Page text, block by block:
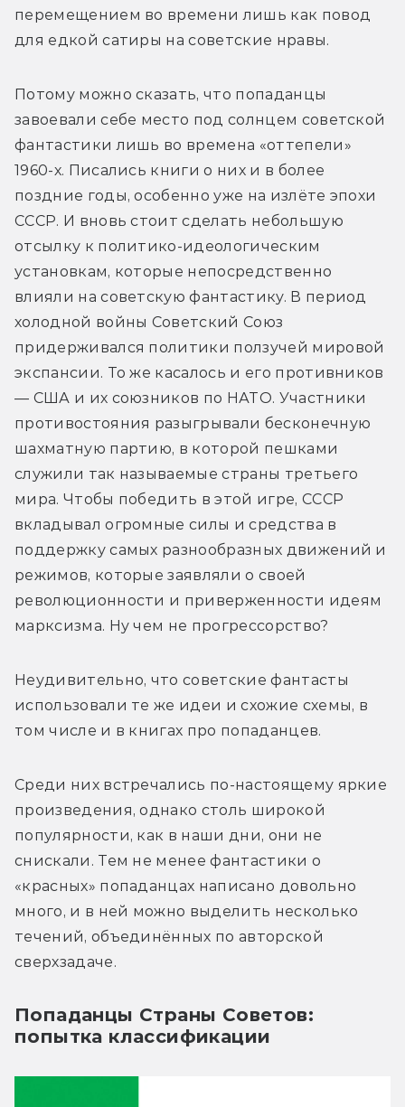
перемещением во времени лишь как повод
для едкой сатиры на советские нравы.
Потому можно сказать, что попаданцы
завоевали себе место под солнцем советской
фантастики лишь во времена «оттепели»
1960-х. Писались книги о них и в более
поздние годы, особенно уже на излёте эпохи
СССР. И вновь стоит сделать небольшую
отсылку к политико-идеологическим
установкам, которые непосредственно
влияли на советскую фантастику. В период
холодной войны Советский Союз
придерживался политики ползучей мировой
экспансии. То же касалось и его противников
— США и их союзников по НАТО. Участники
противостояния разыгрывали бесконечную
шахматную партию, в которой пешками
служили так называемые страны третьего
мира. Чтобы победить в этой игре, СССР
вкладывал огромные силы и средства в
поддержку самых разнообразных движений и
режимов, которые заявляли о своей
революционности и приверженности идеям
марксизма. Ну чем не прогрессорство?
Неудивительно, что советские фантасты
использовали те же идеи и схожие схемы, в
том числе и в книгах про попаданцев.
Среди них встречались по-настоящему яркие
произведения, однако столь широкой
популярности, как в наши дни, они не
снискали. Тем не менее фантастики о
«красных» попаданцах написано довольно
много, и в ней можно выделить несколько
течений, объединённых по авторской
сверхзадаче.
Попаданцы Страны Советов:
попытка классификации